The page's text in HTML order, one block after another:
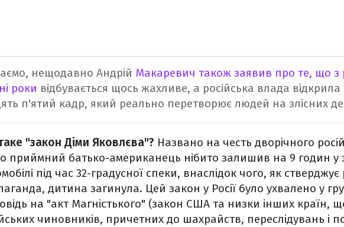
нещодавно Андрій Макаревич також заявив про те, що з
роки відбувається щось жахливе, а російська влада
п'ятий кадр, який реально перетворює людей на злісних
"закон Діми Яковлєва"? Названо на честь дворічного
приймний батько-американець нібито залишив на 9 годин у
під час 32-градусної спеки, внаслідок чого, як стверджує
дитина загинула. Цей закон у Росії було ухвалено у
на "акт Магністького" (закон США та низки інших країн,
чиновників, причетних до шахрайств, переслідувань і